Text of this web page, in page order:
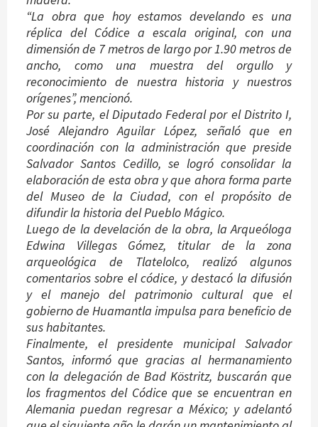
“La obra que hoy estamos develando es una
réplica del Códice a escala original, con una
dimensión de 7 metros de largo por 1.90 metros de
ancho, como una muestra del orgullo y
reconocimiento de nuestra historia y nuestros
orígenes”, mencionó.
Por su parte, el Diputado Federal por el Distrito I,
José Alejandro Aguilar López, señaló que en
coordinación con la administración que preside
Salvador Santos Cedillo, se logró consolidar la
elaboración de esta obra y que ahora forma parte
del Museo de la Ciudad, con el propósito de
difundir la historia del Pueblo Mágico.
Luego de la develación de la obra, la Arqueóloga
Edwina Villegas Gómez, titular de la zona
arqueológica de Tlatelolco, realizó algunos
comentarios sobre el códice, y destacó la difusión
y el manejo del patrimonio cultural que el
gobierno de Huamantla impulsa para beneficio de
sus habitantes.
Finalmente, el presidente municipal Salvador
Santos, informó que gracias al hermanamiento
con la delegación de Bad Köstritz, buscarán que
los fragmentos del Códice que se encuentran en
Alemania puedan regresar a México; y adelantó